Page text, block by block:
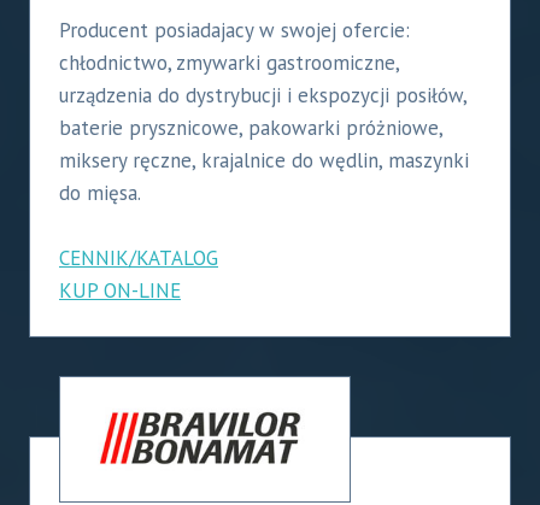
Producent posiadajacy w swojej ofercie:
chłodnictwo, zmywarki gastroomiczne,
urządzenia do dystrybucji i ekspozycji posiłów,
baterie prysznicowe, pakowarki próżniowe,
miksery ręczne, krajalnice do wędlin, maszynki
do mięsa.
CENNIK/KATALOG
KUP ON-LINE